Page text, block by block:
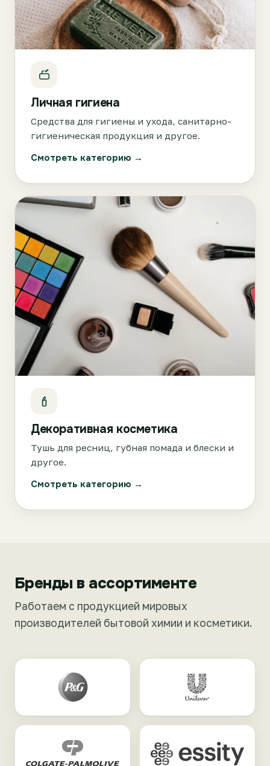
Личная гигиена
Средства для гигиены и ухода, санитарно-
гигиеническая продукция и другое.
Смотреть категорию →
Декоративная косметика
Тушь для ресниц, губная помада и блески и
другое.
Смотреть категорию →
Бренды в ассортименте
Работаем с продукцией мировых
производителей бытовой химии и косметики.